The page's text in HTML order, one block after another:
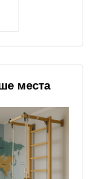
места